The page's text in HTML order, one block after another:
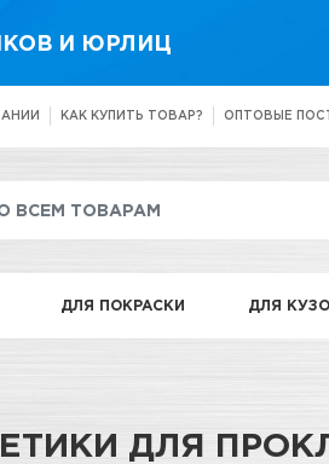
И ЮРЛИЦ
КАК КУПИТЬ ТОВАР? ОПТОВЫЕ
ДЛЯ ПОКРАСКИ ДЛЯ
ДЛЯ